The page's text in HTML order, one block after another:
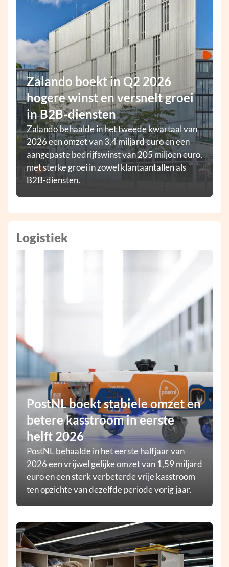
Zalando boekt in Q2 2026
hogere winst en versnelt groei
in B2B-diensten
Zalando behaalde in het tweede kwartaal van
2026 een omzet van 3,4 miljard euro en een
aangepaste bedrijfswinst van 205 miljoen euro,
met sterke groei in zowel klantaantallen als
B2B-diensten.
Logistiek
PostNL boekt stabiele omzet en
betere kasstroom in eerste
helft 2026
PostNL behaalde in het eerste halfjaar van
2026 een vrijwel gelijke omzet van 1,59 miljard
euro en een sterk verbeterde vrije kasstroom
ten opzichte van dezelfde periode vorig jaar.